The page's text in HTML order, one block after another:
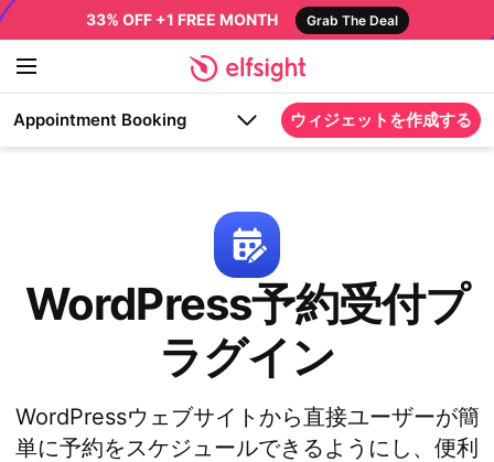
33% OFF +1 FREE MONTH Grab The Deal
Appointment Booking ウィジェットを作成する
WordPress予約受付プ
ラグイン
WordPressウェブサイトから直接ユーザーが簡
単に予約をスケジュールできるようにし、便利